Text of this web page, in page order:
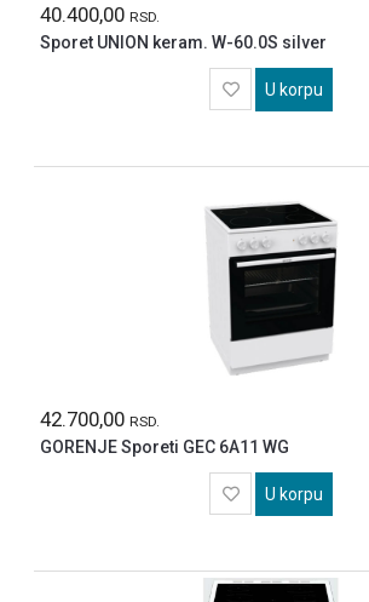
40.400,00 RSD.
Sporet UNION keram. W-60.0S silver
U korpu
42.700,00 RSD.
GORENJE Sporeti GEC 6A11 WG
U korpu